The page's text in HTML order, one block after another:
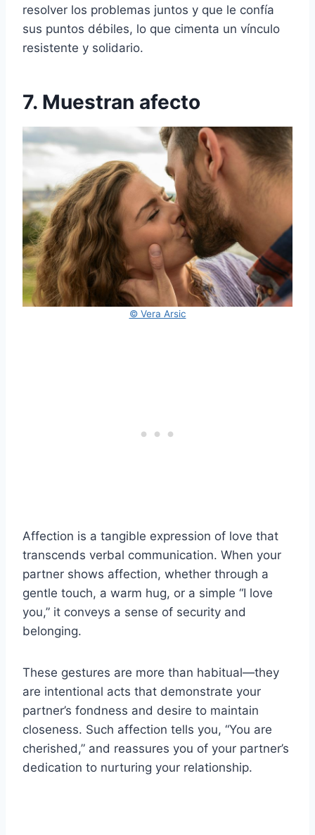
resolver los problemas juntos y que le confía
sus puntos débiles, lo que cimenta un vínculo
resistente y solidario.
7. Muestran afecto
© Vera Arsic
Affection is a tangible expression of love that
transcends verbal communication. When your
partner shows affection, whether through a
gentle touch, a warm hug, or a simple “I love
you,” it conveys a sense of security and
belonging.
These gestures are more than habitual—they
are intentional acts that demonstrate your
partner’s fondness and desire to maintain
closeness. Such affection tells you, “You are
cherished,” and reassures you of your partner’s
dedication to nurturing your relationship.